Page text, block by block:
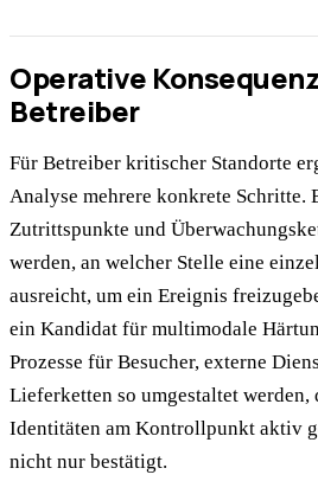
Operative
Betreiber
Für Betreiber kritischer Standorte
Analyse mehrere konkrete Schritte.
Zutrittspunkte und
werden, an welcher Stelle eine
ausreicht, um ein Ereignis
ein Kandidat für multimodale
Prozesse für Besucher, externe
Lieferketten so umgestaltet werden,
Identitäten am Kontrollpunkt aktiv
nicht nur bestätigt.